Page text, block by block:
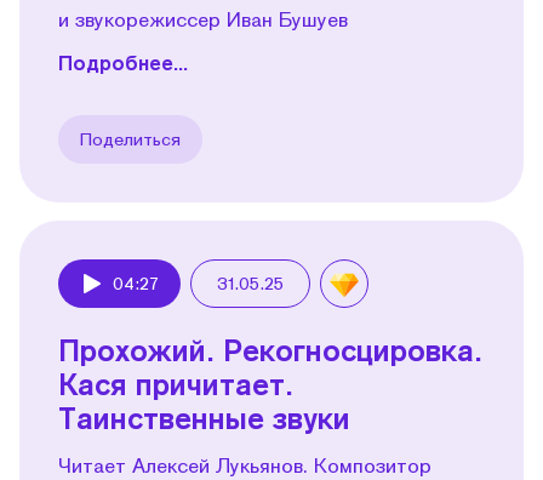
и звукорежиссер Иван Бушуев
Подробнее...
Поделиться
04:27 31.05.25
Прохожий. Рекогносцировка.
Кася причитает.
Таинственные звуки
Читает Алексей Лукьянов. Композитор